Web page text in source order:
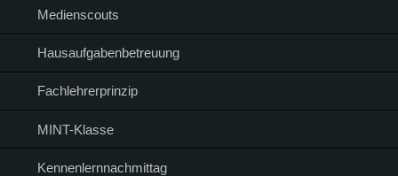
Medienscouts
Hausaufgabenbetreuung
Fachlehrerprinzip
MINT-Klasse
Kennenlernnachmittag